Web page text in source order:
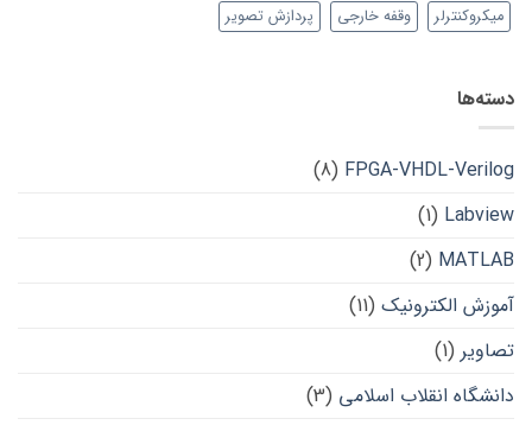
میکروکنترلر
وقفه خارجی پردازش تصویر
دسته‌ها
FPGA-VHDL-Verilog
(8)
Labview
(1)
MATLAB
(2)
آموزش الکترونیک (11)
تصاویر (1)
دانشگاه انقلاب اسلامی (3)